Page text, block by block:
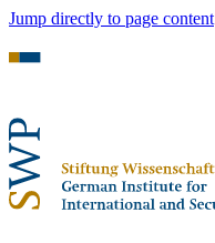
Jump directly to page content